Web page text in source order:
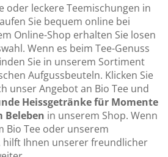
oder leckere Teemischungen in
Sie bequem online bei
Online-Shop erhalten Sie losen
Wenn es beim Tee-Genuss
Sie in unserem Sortiment
Aufgussbeuteln. Klicken Sie
unser Angebot an Bio Tee und
Heissgetränke für Momente
Beleben in unserem Shop. Wenn
Bio Tee oder unserem
hilft Ihnen unserer freundlicher